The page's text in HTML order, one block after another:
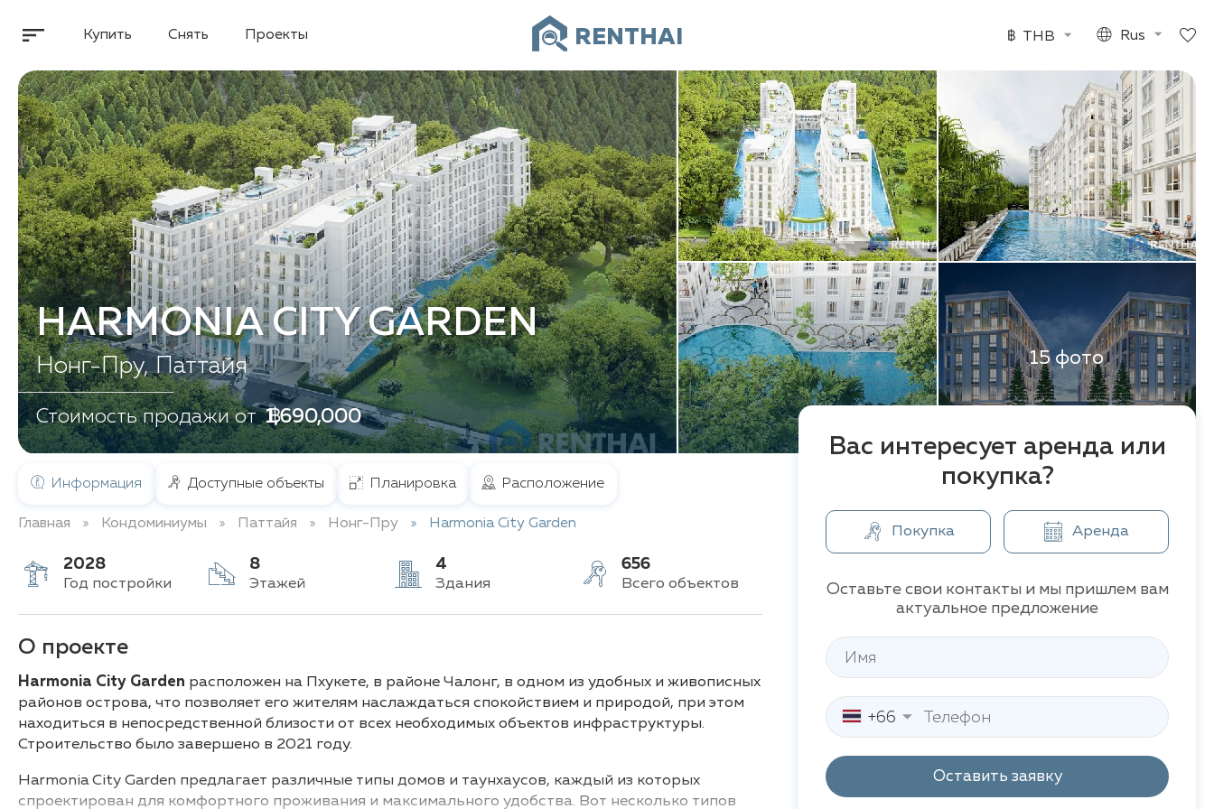
Купить Снять Проекты RENTHAI ฿ THB Rus
15 фото
HARMONIA CITY GARDEN
Нонг-Пру, Паттайя
Стоимость продажи от ฿ 1,690,000
Информация Доступные объекты Планировка Расположение
Главная Кондоминиумы Паттайя Нонг-Пру Harmonia City Garden
2028
Год постройки
8
Этажей
4
Здания
656
Всего объектов
О проекте
Harmonia City Garden расположен на Пхукете, в районе Чалонг, в одном из удобных и живописных
районов острова, что позволяет его жителям наслаждаться спокойствием и природой, при этом
находиться в непосредственной близости от всех необходимых объектов инфраструктуры.
Строительство было завершено в 2021 году.
Harmonia City Garden предлагает различные типы домов и таунхаусов, каждый из которых
спроектирован для комфортного проживания и максимального удобства. Вот несколько типов
Вас интересует аренда или
покупка?
Покупка Аренда
Оставьте свои контакты и мы пришлем вам
актуальное предложение
+66
Оставить заявку